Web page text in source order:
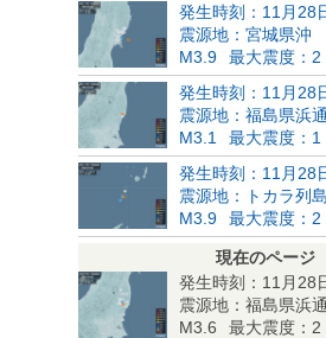
発生時刻：11月28
震源地：宮城県沖
M3.9
最大震度：2
発生時刻：11月28
震源地：福島県浜
M3.1
最大震度：1
発生時刻：11月28
震源地：トカラ列
M3.9
最大震度：2
現在のページ
発生時刻：11月28
震源地：福島県浜
M3.6
最大震度：2